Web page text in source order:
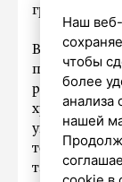
границу
В
хранения
товара и
Наш
чтобы
более
анализа
нашей